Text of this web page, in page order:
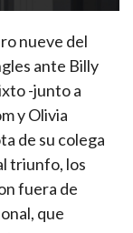
nueve del
ante Billy
-junto a
y Olivia
de su colega
triunfo, los
fuera de
que